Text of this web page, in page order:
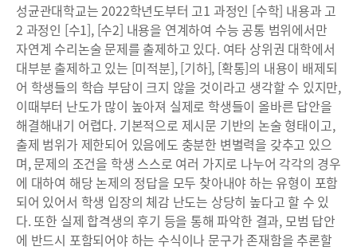
성균관대학교는 2022학년도부터 고1 과정인 [수학] 내용과 고
2 과정인 [수1], [수2] 내용을 연계하여 수능 공통 범위에서만
자연계 수리논술 문제를 출제하고 있다. 여타 상위권 대학에서
대부분 출제하고 있는 [미적분], [기하], [확통]의 내용이 배제되
어 학생들의 학습 부담이 크지 않을 것이라고 생각할 수 있지만,
이때부터 난도가 많이 높아져 실제로 학생들이 올바른 답안을
해결해내기 어렵다. 기본적으로 제시문 기반의 논술 형태이고,
출제 범위가 제한되어 있음에도 충분한 변별력을 갖추고 있으
며, 문제의 조건을 학생 스스로 여러 가지로 나누어 각각의 경우
에 대하여 해당 논제의 정답을 모두 찾아내야 하는 유형이 포함
되어 있어서 학생 입장의 체감 난도는 상당히 높다고 할 수 있
다. 또한 실제 합격생의 후기 등을 통해 파악한 결과, 모범 답안
에 반드시 포함되어야 하는 수식이나 문구가 존재함을 추론할